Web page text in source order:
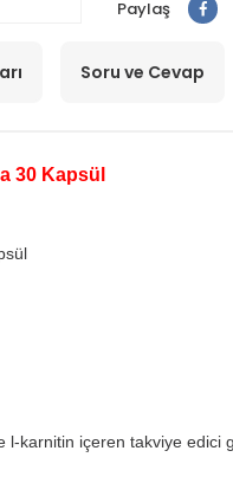
Paylaş
Soru ve Cevap
30 Kapsül
l-karnitin içeren takviye edici